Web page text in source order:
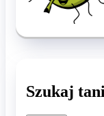
Szukaj